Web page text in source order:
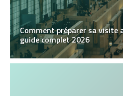
Comment préparer sa visite
guide complet 2026